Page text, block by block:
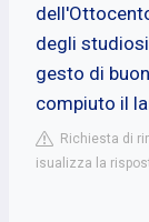
degli
gesto di
compiuto il
Richiesta di
isualizza la